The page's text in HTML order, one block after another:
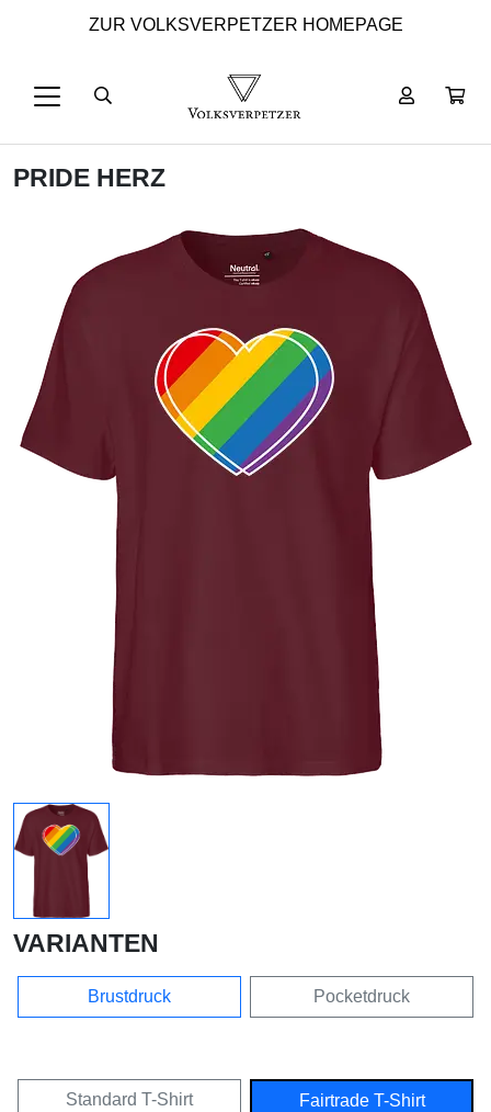
ZUR VOLKSVERPETZER HOMEPAGE
PRIDE HERZ
VARIANTEN
Brustdruck Pocketdruck
Standard T-Shirt Fairtrade T-Shirt